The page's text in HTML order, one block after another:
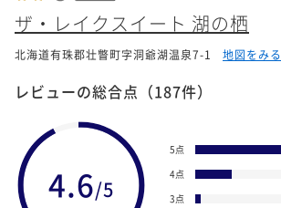
ザ・レイクスイート 湖の栖
北海道有珠郡壮瞥町字洞爺湖温泉7-1 地図をみる
レビューの総合点 （187件）
4.6/5
5点
4点
3点